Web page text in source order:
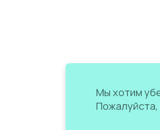
Мы хотим
Пожалуйста,